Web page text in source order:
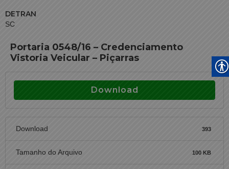
DETRAN
SC
Portaria 0548/16 – Credenciamento
Vistoria Veicular – Piçarras
Download
Download 393
Tamanho do Arquivo 100 KB